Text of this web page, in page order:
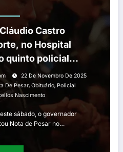
Castro
no Hospital
quinto policial
Operação
22 De Novembro De 2025
De Pesar, Obituário, Policial
Nascimento
sábado, o governador
Nota de Pesar no…